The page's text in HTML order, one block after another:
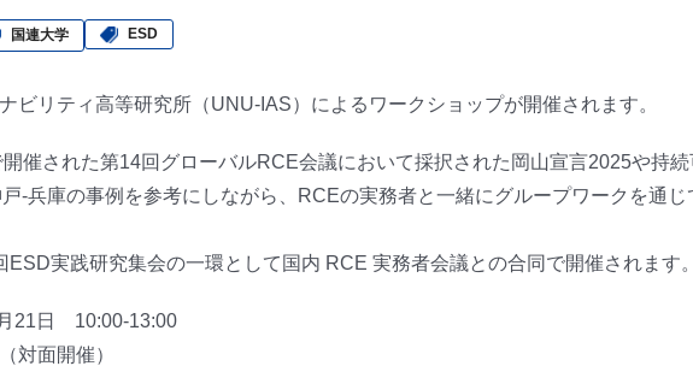
国連大学 ESD
ビリティ高等研究所（UNU-IAS）によるワークショップが開催されます。
催された第14回グローバルRCE会議において採択された岡山宣言2025や持
-兵庫の事例を参考にしながら、RCEの実務者と一緒にグループワークを通
ESD実践研究集会の一環として国内 RCE 実務者会議との合同で開催されます
月21日 10:00-13:00
対面開催）